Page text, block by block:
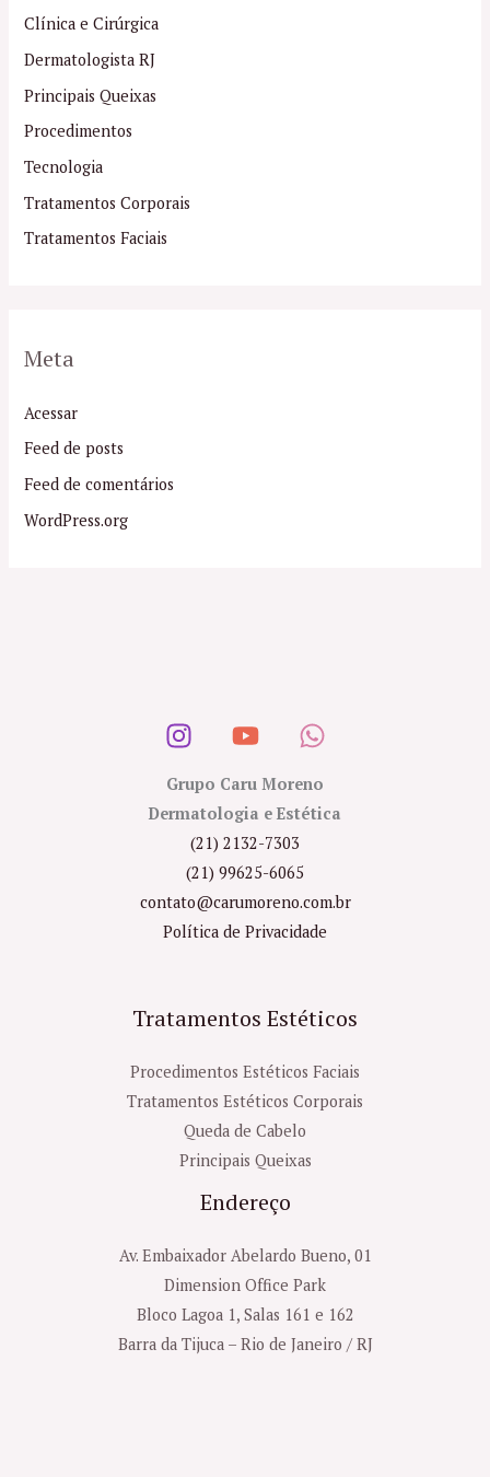
Clínica e Cirúrgica
Dermatologista RJ
Principais Queixas
Procedimentos
Tecnologia
Tratamentos Corporais
Tratamentos Faciais
Meta
Acessar
Feed de posts
Feed de comentários
WordPress.org
Grupo Caru Moreno
Dermatologia e Estética
(21) 2132-7303
(21) 99625-6065
contato@carumoreno.com.br
Política de Privacidade
Tratamentos Estéticos
Procedimentos Estéticos Faciais
Tratamentos Estéticos Corporais
Queda de Cabelo
Principais Queixas
Endereço
Av. Embaixador Abelardo Bueno, 01
Dimension Office Park
Bloco Lagoa 1, Salas 161 e 162
Barra da Tijuca – Rio de Janeiro / RJ